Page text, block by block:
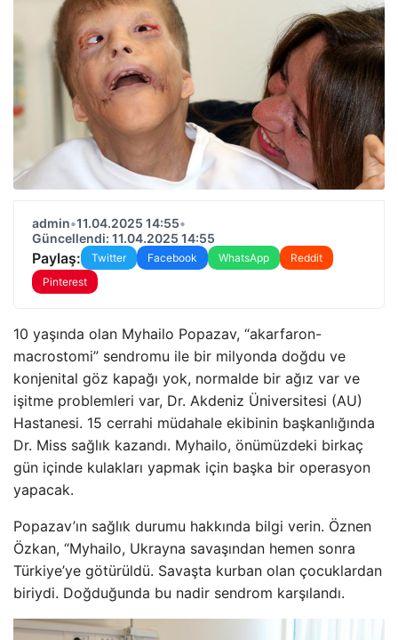
admin•11.04.2025 14:55•
Güncellendi: 11.04.2025 14:55
Paylaş: Twitter Facebook WhatsApp
Reddit
Pinterest
10 yaşında olan Myhailo Popazav, “akarfaron-
macrostomi” sendromu ile bir milyonda doğdu ve
konjenital göz kapağı yok, normalde bir ağız var ve
işitme problemleri var, Dr. Akdeniz Üniversitesi (AU)
Hastanesi. 15 cerrahi müdahale ekibinin başkanlığında
Dr. Miss sağlık kazandı. Myhailo, önümüzdeki birkaç
gün içinde kulakları yapmak için başka bir operasyon
yapacak.
Popazav’ın sağlık durumu hakkında bilgi verin. Öznen
Özkan, “Myhailo, Ukrayna savaşından hemen sonra
Türkiye’ye götürüldü. Savaşta kurban olan çocuklardan
biriydi. Doğduğunda bu nadir sendrom karşılandı.